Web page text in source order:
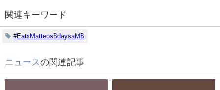
関連キーワード
#EatsMatteosBdaysaMB
ニュース の関連記事